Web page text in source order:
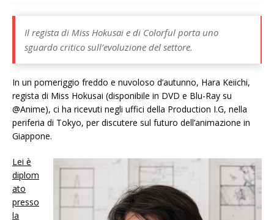
Il regista di Miss Hokusai e di Colorful porta uno
sguardo critico sull’evoluzione del settore.
In un pomeriggio freddo e nuvoloso d’autunno, Hara Keiichi,
regista di Miss Hokusai (disponibile in DVD e Blu-Ray su
@Anime), ci ha ricevuti negli uffici della Production I.G, nella
periferia di Tokyo, per discutere sul futuro dell’animazione in
Giappone.
Lei è
diplom
ato
presso
la